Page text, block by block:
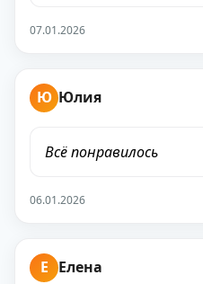
07.01.2026
Ю Юлия
Всё понравилось
06.01.2026
Е Елена